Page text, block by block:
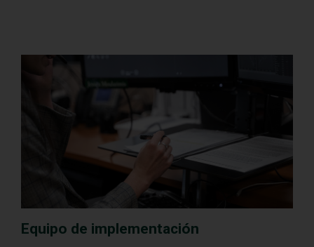
Equipo de implementación